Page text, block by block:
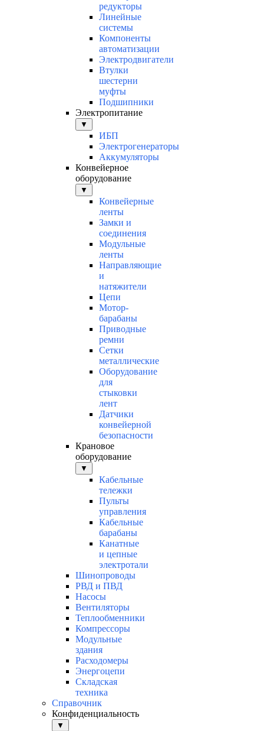
редукторы
Линейные
системы
Компоненты
автоматизации
Электродвигатели
Втулки
шестерни
муфты
Подшипники
Электропитание
▼
ИБП
Электрогенераторы
Аккумуляторы
Конвейерное
оборудование
▼
Конвейерные
ленты
Замки и
соединения
Модульные
ленты
Направляющие
и
натяжители
Цепи
Мотор-
барабаны
Приводные
ремни
Сетки
металлические
Оборудование
для
стыковки
лент
Датчики
конвейерной
безопасности
Крановое
оборудование
▼
Кабельные
тележки
Пульты
управления
Кабельные
барабаны
Канатные
и цепные
электротали
Шинопроводы
РВД и ПВД
Насосы
Вентиляторы
Теплообменники
Компрессоры
Модульные
здания
Расходомеры
Энергоцепи
Складская
техника
Справочник
Конфиденциальность
▼